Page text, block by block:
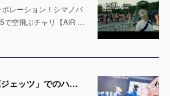
レーション！シマノバ
で空飛ぶチャリ【AIR …
【出演者発表！】「千葉ジェッツ」でのハーフタイムショー LaLa arena TOKYO-BAYの1万人の会場で実施 ※4月12日 & 13日